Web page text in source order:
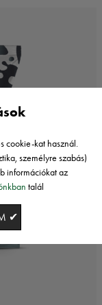
cookie-kat használ.
személyre szabás)
információkat az
talál
✔